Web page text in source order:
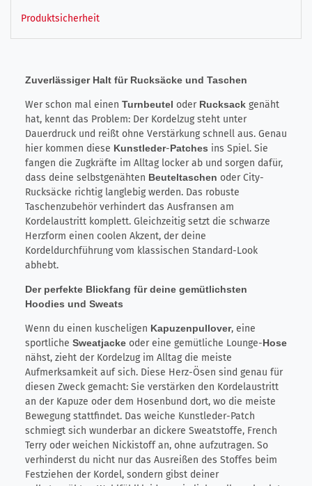
Produktsicherheit
Zuverlässiger Halt für Rucksäcke und Taschen
Wer schon mal einen Turnbeutel oder Rucksack genäht
hat, kennt das Problem: Der Kordelzug steht unter
Dauerdruck und reißt ohne Verstärkung schnell aus. Genau
hier kommen diese Kunstleder-Patches ins Spiel. Sie
fangen die Zugkräfte im Alltag locker ab und sorgen dafür,
dass deine selbstgenähten Beuteltaschen oder City-
Rucksäcke richtig langlebig werden. Das robuste
Taschenzubehör verhindert das Ausfransen am
Kordelaustritt komplett. Gleichzeitig setzt die schwarze
Herzform einen coolen Akzent, der deine
Kordeldurchführung vom klassischen Standard-Look
abhebt.
Der perfekte Blickfang für deine gemütlichsten
Hoodies und Sweats
Wenn du einen kuscheligen Kapuzenpullover, eine
sportliche Sweatjacke oder eine gemütliche Lounge-Hose
nähst, zieht der Kordelzug im Alltag die meiste
Aufmerksamkeit auf sich. Diese Herz-Ösen sind genau für
diesen Zweck gemacht: Sie verstärken den Kordelaustritt
an der Kapuze oder dem Hosenbund dort, wo die meiste
Bewegung stattfindet. Das weiche Kunstleder-Patch
schmiegt sich wunderbar an dickere Sweatstoffe, French
Terry oder weichen Nickistoff an, ohne aufzutragen. So
verhinderst du nicht nur das Ausreißen des Stoffes beim
Festziehen der Kordel, sondern gibst deiner